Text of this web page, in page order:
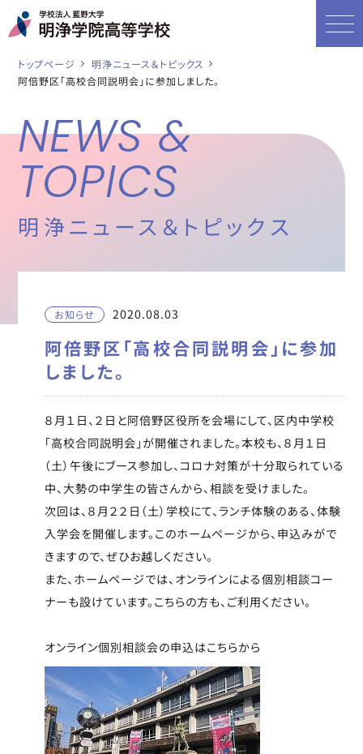
トップページ
明浄ニュース＆トピックス
阿倍野区「高校合同説明会」に参加しました。
NEWS &
TOPICS
明浄ニュース＆トピックス
お知らせ 2020.08.03
阿倍野区「高校合同説明会」に参加
しました。
８月１日、２日と阿倍野区役所を会場にして、区内中学校
「高校合同説明会」が開催されました。本校も、８月１日
（土）午後にブース参加し、コロナ対策が十分取られている
中、大勢の中学生の皆さんから、相談を受けました。
次回は、８月２２日（土）学校にて、ランチ体験のある、体験
入学会を開催します。このホームページから、申込みがで
きますので、ぜひお越しください。
また、ホームページでは、オンラインによる個別相談コー
ナーも設けています。こちらの方も、ご利用ください。
オンライン個別相談会の申込はこちらから